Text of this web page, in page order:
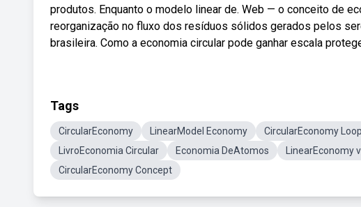
produtos. Enquanto o modelo linear de. Web — o conceito de
reorganização no fluxo dos resíduos sólidos gerados pelos
brasileira. Como a economia circular pode ganhar escala
Tags
CircularEconomy LinearModel Economy CircularEconomy Loop
LivroEconomia Circular
Economia DeAtomos LinearEconomy
CircularEconomy Concept